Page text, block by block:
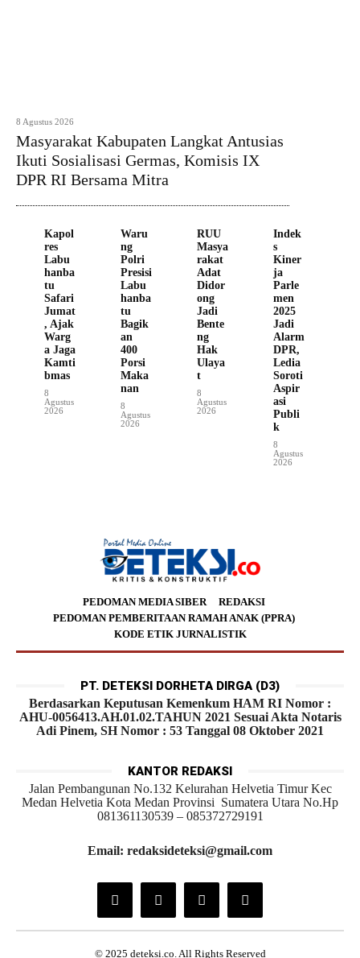
8 Agustus 2026
Masyarakat Kabupaten Langkat Antusias
Ikuti Sosialisasi Germas, Komisis IX
DPR RI Bersama Mitra
Kapol
res
Labu
hanba
tu
Safari
Jumat
, Ajak
Warg
a Jaga
Kamti
bmas
8
Agustus
2026
Waru
ng
Polri
Presisi
Labu
hanba
tu
Bagik
an
400
Porsi
Maka
nan
8
Agustus
2026
RUU
Masya
rakat
Adat
Didor
ong
Jadi
Bente
ng
Hak
Ulaya
t
8
Agustus
2026
Indek
s
Kiner
ja
Parle
men
2025
Jadi
Alarm
DPR,
Ledia
Soroti
Aspir
asi
Publi
k
8
Agustus
2026
PEDOMAN MEDIA SIBER
REDAKSI
PEDOMAN PEMBERITAAN RAMAH ANAK (PPRA)
KODE ETIK JURNALISTIK
PT. DETEKSI DORHETA DIRGA (D3)
Berdasarkan Keputusan Kemenkum HAM RI Nomor :
AHU-0056413.AH.01.02.TAHUN 2021 Sesuai Akta Notaris
Adi Pinem, SH Nomor : 53 Tanggal 08 Oktober 2021
KANTOR REDAKSI
Jalan Pembangunan No.132 Kelurahan Helvetia Timur Kec
Medan Helvetia Kota Medan Provinsi Sumatera Utara No.Hp
081361130539 – 085372729191
Email: redaksideteksi@gmail.com
© 2025 deteksi.co. All Rights Reserved